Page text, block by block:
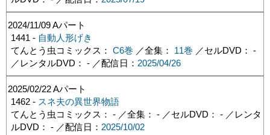
2024/11/09Aパート
1441 - 自動人形げき
てんとう虫コミックス： C6巻 ／全集： 11巻 ／セルDVD： -
／レンタルDVD： - ／配信日： 2025/04/26
2025/02/22Aパート
1462 - スネ夫の異世界物語
てんとう虫コミックス： - ／全集： - ／セルDVD： - ／レンタ
ルDVD： - ／配信日： 2025/10/02